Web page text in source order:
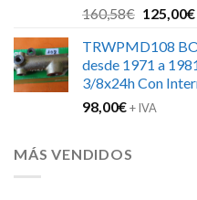
160,58€ El
original
era:
160,58€.
125,00€
TRWPMD108
desde 1971 a
3/8x24h Con
98,00€+ IVA
MÁS VENDIDOS